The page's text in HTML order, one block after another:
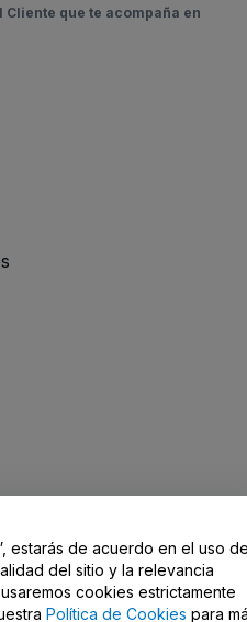
Cliente que te acompaña en
estarás de acuerdo en el uso
del sitio y la relevancia
cookies estrictamente
Política de Cookies para